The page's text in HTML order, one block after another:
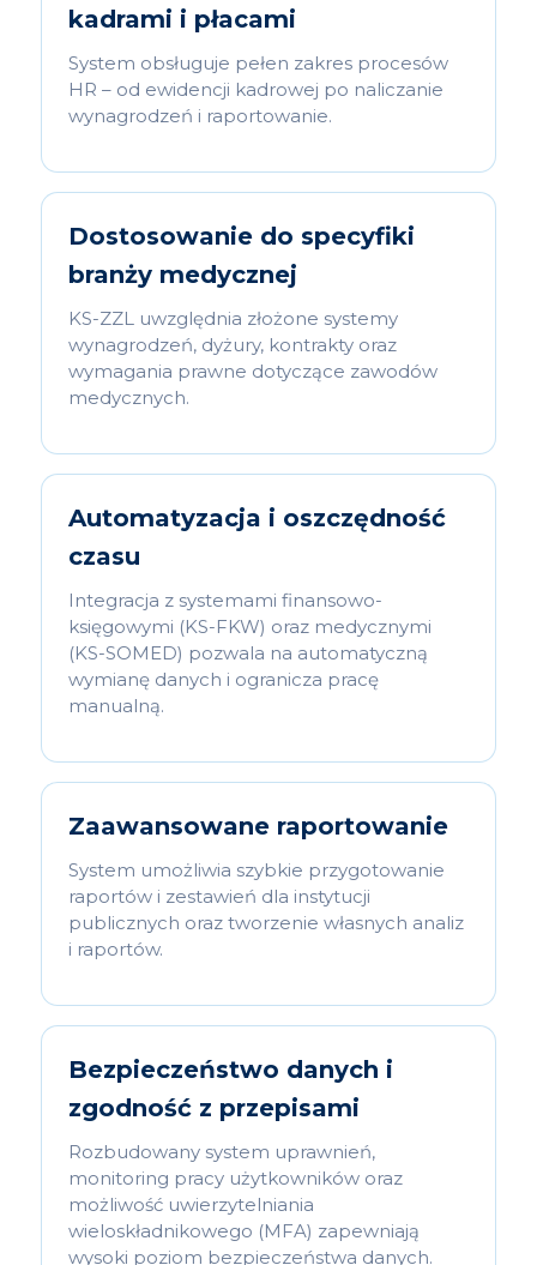
kadrami i płacami
System obsługuje pełen zakres procesów
HR – od ewidencji kadrowej po naliczanie
wynagrodzeń i raportowanie.
Dostosowanie do specyfiki
branży medycznej
KS-ZZL uwzględnia złożone systemy
wynagrodzeń, dyżury, kontrakty oraz
wymagania prawne dotyczące zawodów
medycznych.
Automatyzacja i oszczędność
czasu
Integracja z systemami finansowo-
księgowymi (KS-FKW) oraz medycznymi
(KS-SOMED) pozwala na automatyczną
wymianę danych i ogranicza pracę
manualną.
Zaawansowane raportowanie
System umożliwia szybkie przygotowanie
raportów i zestawień dla instytucji
publicznych oraz tworzenie własnych analiz
i raportów.
Bezpieczeństwo danych i
zgodność z przepisami
Rozbudowany system uprawnień,
monitoring pracy użytkowników oraz
możliwość uwierzytelniania
wieloskładnikowego (MFA) zapewniają
wysoki poziom bezpieczeństwa danych.